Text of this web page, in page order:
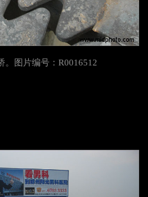
。图片编号：R0016512